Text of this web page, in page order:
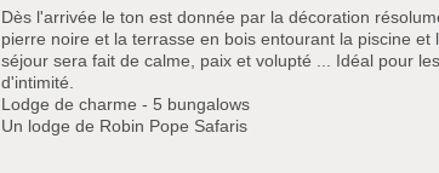
Dès l'arrivée le ton est donnée par la décoration
pierre noire et la terrasse en bois entourant la piscine et
séjour sera fait de calme, paix et volupté ... Idéal pour
d'intimité.
Lodge de charme - 5 bungalows
Un lodge de Robin Pope Safaris